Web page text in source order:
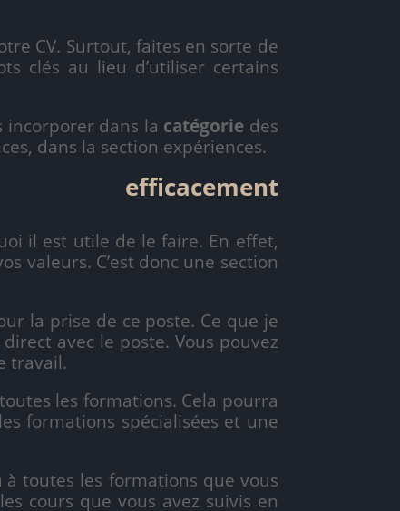
CV. Surtout, faites en sorte de
clés au lieu d’utiliser certains
dans la catégorie des
dans la section expériences.
il est utile de le faire. En effet,
valeurs. C’est donc une section
la prise de ce poste. Ce que je
avec le poste. Vous pouvez
travail.
les formations. Cela pourra
formations spécialisées et une
à toutes les formations que vous
cours que vous avez suivis en